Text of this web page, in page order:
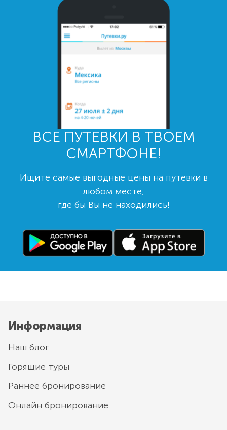
ВСЕ ПУТЕВКИ В ТВОЕМ
СМАРТФОНЕ!
Ищите самые выгодные цены на путевки в
любом месте,
где бы Вы не находились!
Информация
Наш блог
Горящие туры
Раннее бронирование
Онлайн бронирование